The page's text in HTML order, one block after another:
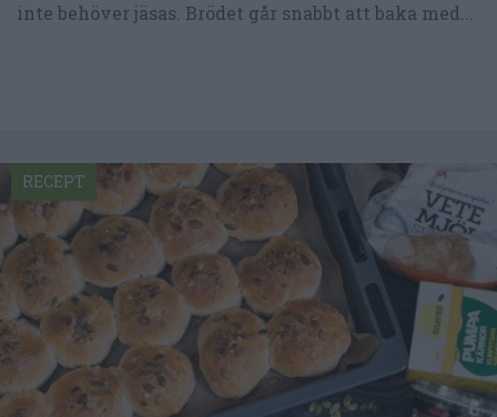
inte behöver jäsas. Brödet går snabbt att baka med...
RECEPT